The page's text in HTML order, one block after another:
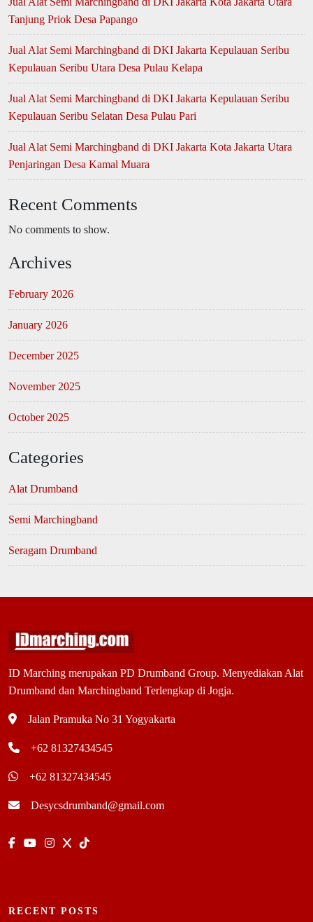
Tanjung Priok Desa Papango
Jual Alat Semi Marchingband di DKI Jakarta Kepulauan Seribu
Kepulauan Seribu Utara Desa Pulau Kelapa
Jual Alat Semi Marchingband di DKI Jakarta Kepulauan Seribu
Kepulauan Seribu Selatan Desa Pulau Pari
Jual Alat Semi Marchingband di DKI Jakarta Kota Jakarta Utara
Penjaringan Desa Kamal Muara
Recent Comments
No comments to show.
Archives
February 2026
January 2026
December 2025
November 2025
October 2025
Categories
Alat Drumband
Semi Marchingband
Seragam Drumband
ID Marching merupakan PD Drumband Group. Menyediakan Alat
Drumband dan Marchingband Terlengkap di Jogja.
Jalan Pramuka No 31 Yogyakarta
+62 81327434545
+62 81327434545
Desycsdrumband@gmail.com
RECENT POSTS